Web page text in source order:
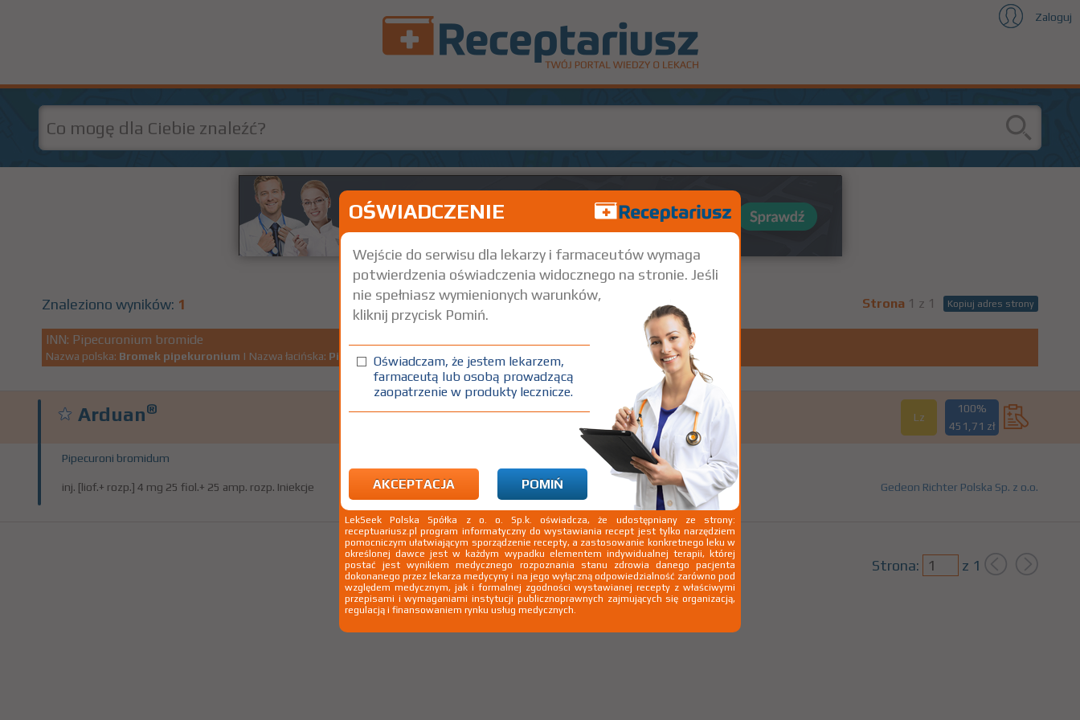
Zaloguj
Znaleziono wyników: 1 Kopiuj adres strony
Strona 1 z 1
INN: Pipecuronium bromide
Nazwa polska: Bromek pipekuronium | Nazwa łacińska: Pipecuroni bromidum
Arduan® Lz
100%
451,71 zł
Pipecuroni bromidum
inj. [liof.+ rozp.] 4 mg 25 fiol.+ 25 amp. rozp. Iniekcje Gedeon Richter Polska Sp. z o.o.
Strona: z 1
OŚWIADCZENIE
Wejście do serwisu dla lekarzy i farmaceutów wymaga
potwierdzenia oświadczenia widocznego na stronie. Jeśli
nie spełniasz wymienionych warunków,
kliknij przycisk Pomiń.
Oświadczam, że jestem lekarzem,
farmaceutą lub osobą prowadzącą
zaopatrzenie w produkty lecznicze.
AKCEPTACJA POMIŃ
LekSeek Polska Spółka z o. o. Sp.k. oświadcza, że udostępniany ze strony:
receptuariusz.pl program informatyczny do wystawiania recept jest tylko narzędziem
pomocniczym ułatwiającym sporządzenie recepty, a zastosowanie konkretnego leku w
określonej dawce jest w każdym wypadku elementem indywidualnej terapii, której
postać jest wynikiem medycznego rozpoznania stanu zdrowia danego pacjenta
dokonanego przez lekarza medycyny i na jego wyłączną odpowiedzialność zarówno pod
względem medycznym, jak i formalnej zgodności wystawianej recepty z właściwymi
przepisami i wymaganiami instytucji publicznoprawnych zajmujących się organizacją,
regulacją i finansowaniem rynku usług medycznych.